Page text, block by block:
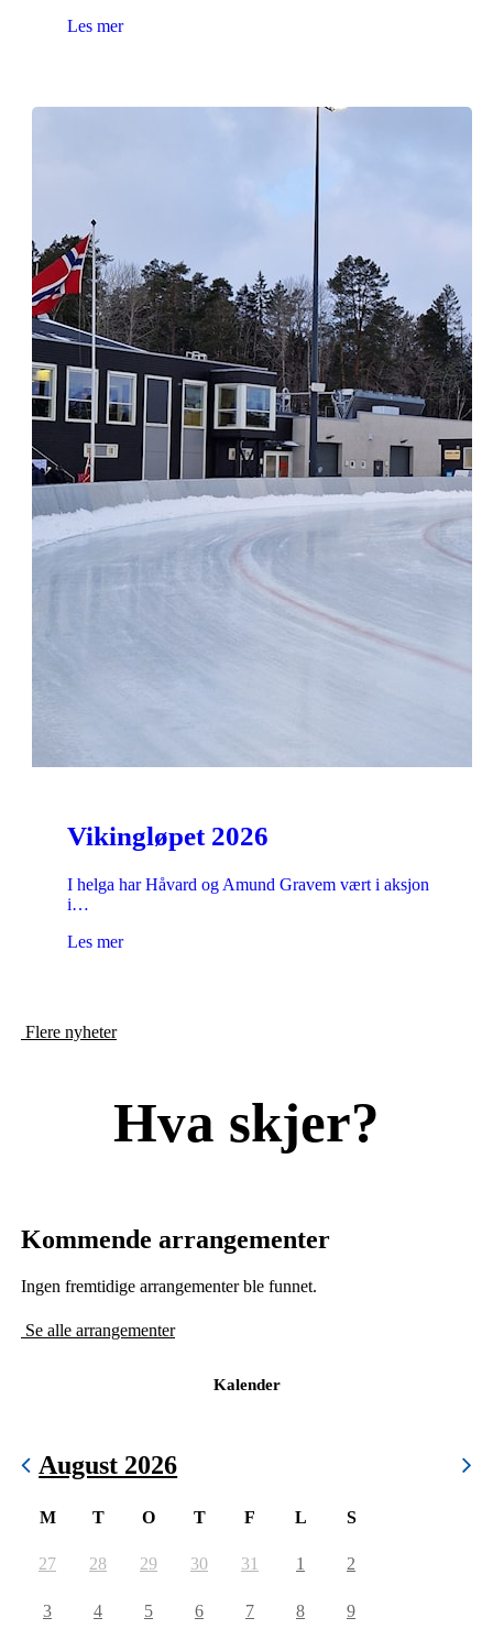
Les mer
Vikingløpet 2026
I helga har Håvard og Amund Gravem vært i aksjon
i…
Les mer
Flere nyheter
Hva skjer?
Kommende arrangementer
Ingen fremtidige arrangementer ble funnet.
Se alle arrangementer
Kalender
August 2026
M T O T F L S
27 28 29 30 31 1 2
3 4 5 6 7 8 9